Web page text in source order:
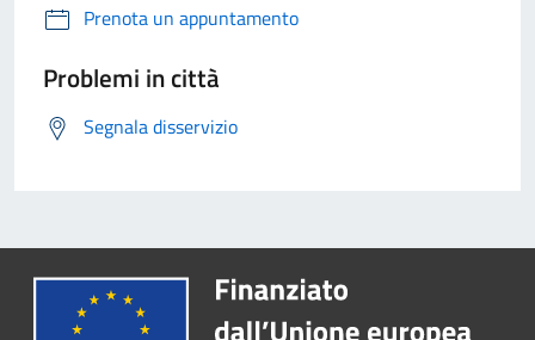
Prenota un appuntamento
Problemi in città
Segnala disservizio